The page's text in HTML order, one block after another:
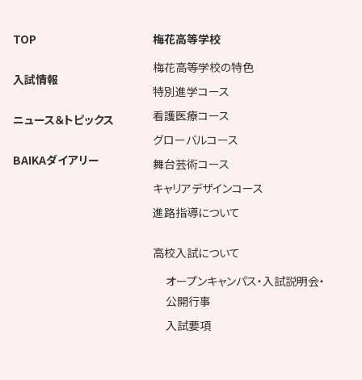
TOP
入試情報
ニュース＆トピックス
BAIKAダイアリー
梅花高等学校
梅花高等学校の特色
特別進学コース
看護医療コース
グローバルコース
舞台芸術コース
キャリアデザインコース
進路指導について
高校入試について
オープンキャンパス・入試説明会・
公開行事
入試要項